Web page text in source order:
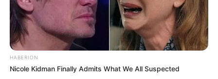
HABERION
Nicole Kidman Finally Admits What We All Suspected